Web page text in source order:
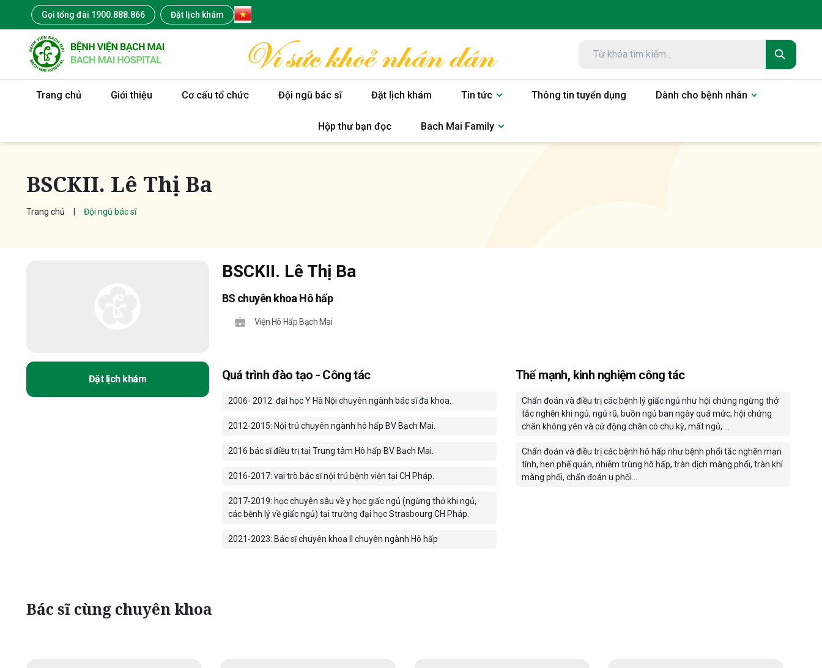
Gọi tổng đài 1900.888.866 Đặt lịch khám
Trang chủ Giới thiệu Cơ cấu tổ chức Đội ngũ bác sĩ Đặt lịch khám Tin tức Thông tin tuyển dụng Dành cho bệnh nhân
Hộp thư bạn đọc Bach Mai Family
BSCKII. Lê Thị Ba
Trang chủ Đội ngũ bác sĩ
Đặt lịch khám
BSCKII. Lê Thị Ba
BS chuyên khoa Hô hấp
Viện Hô Hấp Bạch Mai
Quá trình đào tạo - Công tác
2006- 2012: đại học Y Hà Nội chuyên ngành bác sĩ đa khoa.
2012-2015: Nội trú chuyên ngành hô hấp BV Bạch Mai.
2016 bác sĩ điều trị tại Trung tâm Hô hấp BV Bạch Mai.
2016-2017: vai trò bác sĩ nội trú bệnh viện tại CH Pháp.
2017-2019: học chuyên sâu về y học giấc ngủ (ngừng thở khi ngủ,
các bệnh lý về giấc ngủ) tại trường đại học Strasbourg CH Pháp.
2021-2023: Bác sĩ chuyên khoa II chuyên ngành Hô hấp
Thế mạnh, kinh nghiệm công tác
Chẩn đoán và điều trị các bệnh lý giấc ngủ như hội chứng ngừng thở
tắc nghẽn khi ngủ, ngủ rũ, buồn ngủ ban ngày quá mức, hội chứng
chân không yên và cử động chân có chu kỳ, mất ngủ, …
Chẩn đoán và điều trị các bệnh hô hấp như bệnh phổi tắc nghẽn mạn
tính, hen phế quản, nhiễm trùng hô hấp, tràn dịch màng phổi, tràn khí
màng phổi, chẩn đoán u phổi…
Bác sĩ cùng chuyên khoa